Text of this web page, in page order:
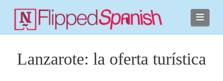
Lanzarote: la oferta turística